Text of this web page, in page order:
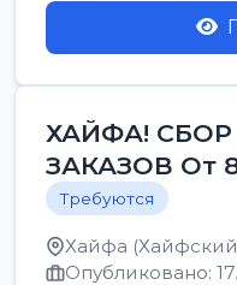
ХАЙФА!
ЗАКАЗОВ От
Требуются
Хайфа (Хайфский
Опубликовано: